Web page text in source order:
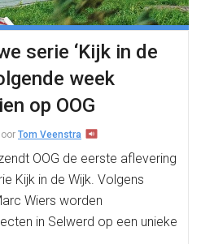
serie ‘Kijk in de
week
op OOG
Tom Veenstra
OOG de eerste aflevering
Kijk in de Wijk. Volgens
Wiers worden
in Selwerd op een unieke